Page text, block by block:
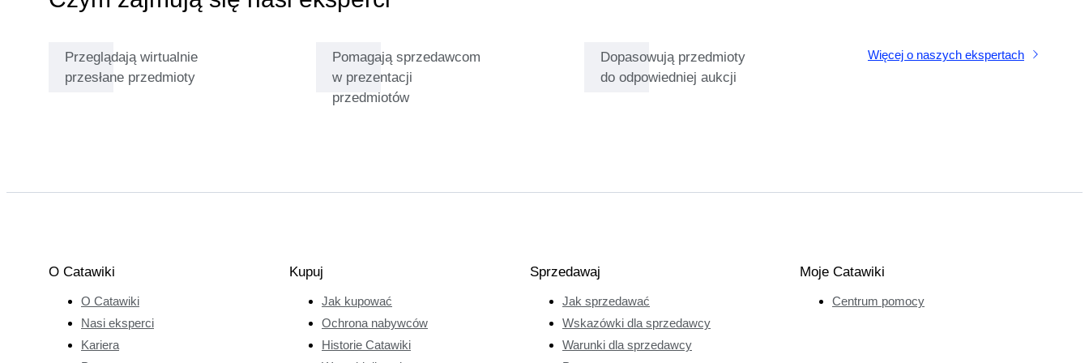
doświadczenia
podsyciły jego
kierowaniu
działem zabawek
i juwenaliów w
Przeglądają wirtualnie
przesłane przedmioty
Pomagają sprzedawcom
w prezentacji
przedmiotów
Dopasowują przedmioty
do odpowiedniej aukcji
Więcej o naszych ekspertach
O Catawiki
O Catawiki
Nasi eksperci
Kariera
Kupuj
Jak kupować
Ochrona nabywców
Historie Catawiki
Sprzedawaj
Jak sprzedawać
Wskazówki dla sprzedawcy
Warunki dla sprzedawcy
Moje Catawiki
Centrum pomocy